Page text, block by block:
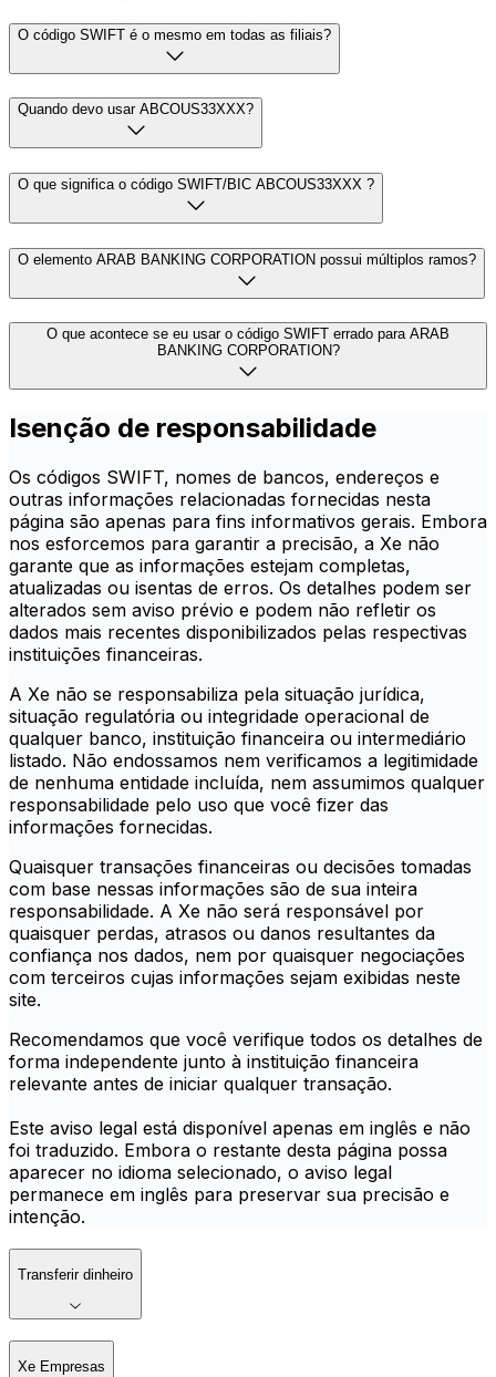
O código SWIFT é o mesmo em todas as filiais?
Quando devo usar ABCOUS33XXX?
O que significa o código SWIFT/BIC ABCOUS33XXX ?
O elemento ARAB BANKING CORPORATION possui múltiplos ramos?
O que acontece se eu usar o código SWIFT errado para ARAB
BANKING CORPORATION?
Isenção de responsabilidade
Os códigos SWIFT, nomes de bancos, endereços e
outras informações relacionadas fornecidas nesta
página são apenas para fins informativos gerais. Embora
nos esforcemos para garantir a precisão, a Xe não
garante que as informações estejam completas,
atualizadas ou isentas de erros. Os detalhes podem ser
alterados sem aviso prévio e podem não refletir os
dados mais recentes disponibilizados pelas respectivas
instituições financeiras.
A Xe não se responsabiliza pela situação jurídica,
situação regulatória ou integridade operacional de
qualquer banco, instituição financeira ou intermediário
listado. Não endossamos nem verificamos a legitimidade
de nenhuma entidade incluída, nem assumimos qualquer
responsabilidade pelo uso que você fizer das
informações fornecidas.
Quaisquer transações financeiras ou decisões tomadas
com base nessas informações são de sua inteira
responsabilidade. A Xe não será responsável por
quaisquer perdas, atrasos ou danos resultantes da
confiança nos dados, nem por quaisquer negociações
com terceiros cujas informações sejam exibidas neste
site.
Recomendamos que você verifique todos os detalhes de
forma independente junto à instituição financeira
relevante antes de iniciar qualquer transação.
Este aviso legal está disponível apenas em inglês e não
foi traduzido. Embora o restante desta página possa
aparecer no idioma selecionado, o aviso legal
permanece em inglês para preservar sua precisão e
intenção.
Transferir dinheiro
Xe Empresas